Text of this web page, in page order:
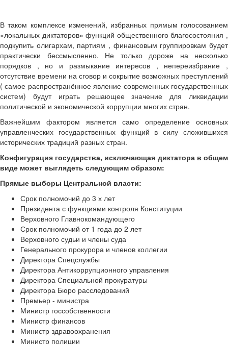
В таком комплексе изменений, избранных прямым голосованием
«локальных диктаторов» функций общественного благосостояния ,
подкупить олигархам, партиям , финансовым группировкам будет
практически бессмысленно. Не только дороже на несколько
порядков , но и размыкание интересов , непереизбрание ,
отсутствие времени на сговор и сокрытие возможных преступлений
( самое распространённое явление современных государственных
систем) будут играть решающее значение для ликвидации
политической и экономической коррупции многих стран.
Важнейшим фактором является само определение основных
управленческих государственных функций в силу сложившихся
исторических традиций разных стран.
Конфигурация государства, исключающая диктатора в общем
виде может выглядеть следующим образом:
Прямые выборы Центральной власти:
Срок полномочий до 3 х лет
Президента с функциями контроля Конституции
Верховного Главнокомандующего
Срок полномочий от 1 года до 2 лет
Верховного судьи и члены суда
Генерального прокурора и членов коллегии
Директора Спецслужбы
Директора Антикоррупционного управления
Директора Специальной прокуратуры
Директора Бюро расследований
Премьер - министра
Министр госсобственности
Министр финансов
Министр здравоохранения
Министр полиции